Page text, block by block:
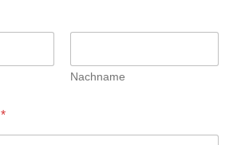
Nachname
*